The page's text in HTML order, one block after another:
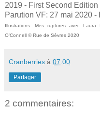
2019 - First Second Edition
Parution VF: 27 mai 2020 -
Illustrations: Mes ruptures avec Laura
O'Connell © Rue de Sèvres 2020
Cranberries à 07:00
Partager
2 commentaires: